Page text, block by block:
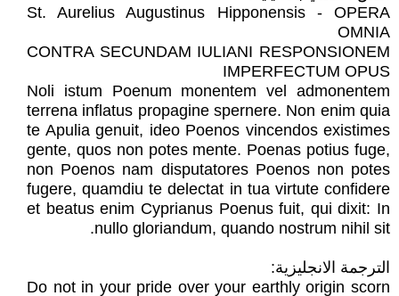
St. Aurelius Augustinus Hipponensis - OPERA
OMNIA
CONTRA SECUNDAM IULIANI RESPONSIONEM
IMPERFECTUM OPUS
Noli istum Poenum monentem vel admonentem
terrena inflatus propagine spernere. Non enim quia
te Apulia genuit, ideo Poenos vincendos existimes
gente, quos non potes mente. Poenas potius fuge,
non Poenos nam disputatores Poenos non potes
fugere, quamdiu te delectat in tua virtute confidere
et beatus enim Cyprianus Poenus fuit, qui dixit: In
nullo gloriandum, quando nostrum nihil sit.
الترجمة الانجليزية:
Do not in your pride over your earthly origin scorn